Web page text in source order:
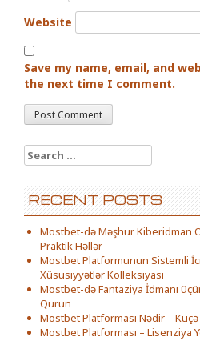
Website
Save my name, email, and
the next time I comment.
Search for:
RECENT POSTS
Mostbet-də Məşhur Kiberidman
Praktik Həllər
Mostbet Platformunun Sistemli
Xüsusiyyətlər Kolleksiyası
Mostbet-də Fantaziya İdmanı
Qurun
Mostbet Platforması Nədir – Küçə
Mostbet Platforması – Lisenziya